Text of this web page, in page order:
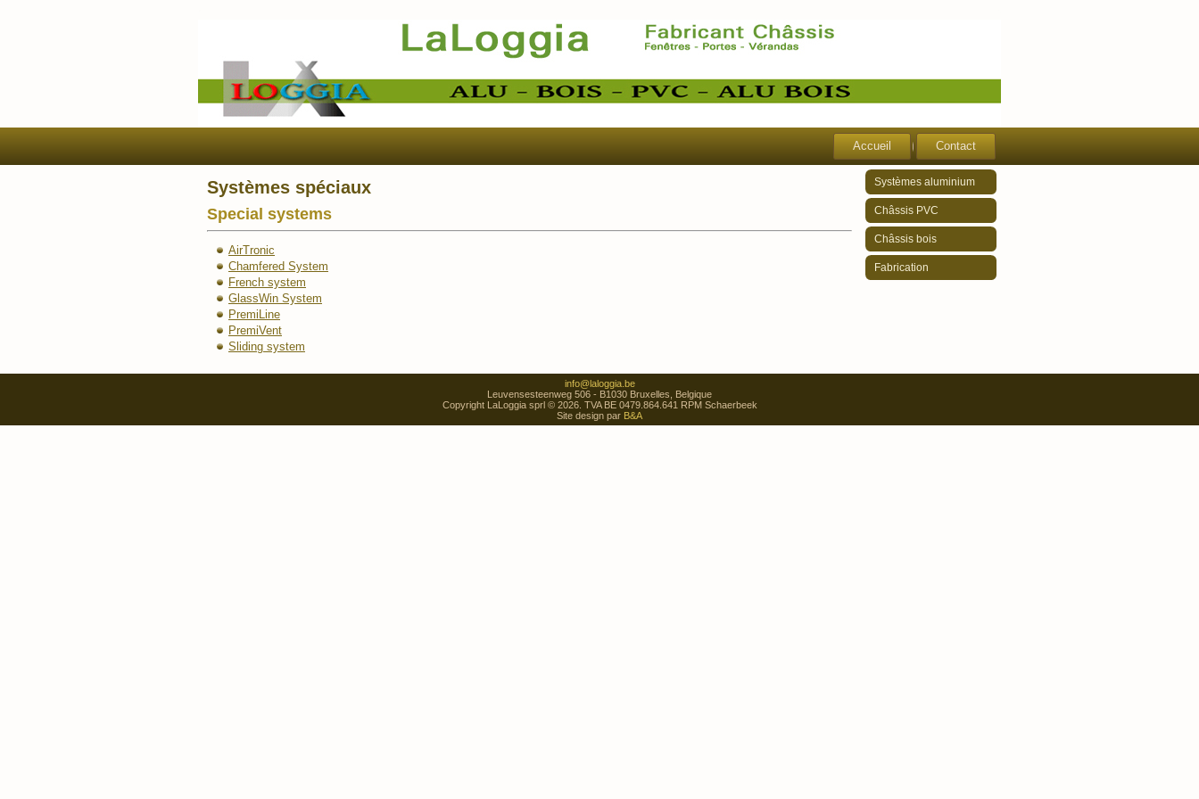
Accueil Contact
Systèmes spéciaux
Special systems
AirTronic
Chamfered System
French system
GlassWin System
PremiLine
PremiVent
Sliding system
Systèmes aluminium
Châssis PVC
Châssis bois
Fabrication
info@laloggia.be
Leuvensesteenweg 506 - B1030 Bruxelles, Belgique
Copyright LaLoggia sprl © 2026. TVA BE 0479.864.641 RPM Schaerbeek
Site design par B&A